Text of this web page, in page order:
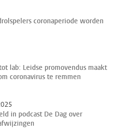
coronaperiode worden
lab: Leidse promovendus maakt
coronavirus te remmen
in podcast De Dag over